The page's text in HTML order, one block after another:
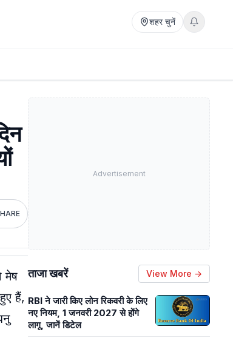
शहर चुनें
मेष
हैं,
Advertisement
ताजा खबरें View More →
RBI ने जारी किए लोन रिकवरी के लिए
नए नियम, 1 जनवरी 2027 से होंगे
लागू, जानें डिटेल